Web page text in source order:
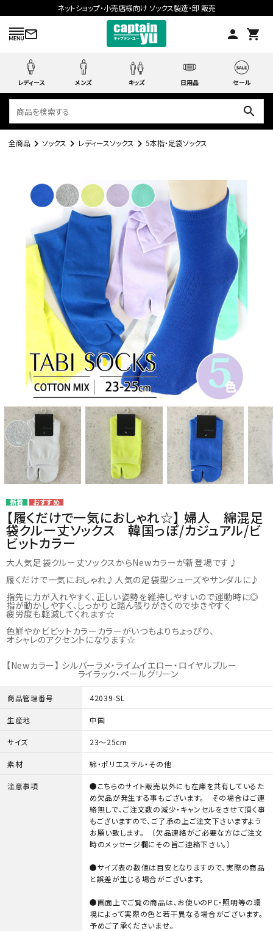
ネットショップ・小売店様向け ソックス製造・卸 販売
mail_outline person shopping_cart
レディース メンズ キッズ 日用品 セール
search
ACCOUNT MENU
ようこそ ゲスト 様
ログイン person 会員登録
カテゴリー
コンテンツ
品番でおまとめ注文
ご利用ガイド
プライバシーポリシー
お問い合わせ
call 06-6130-8700
schedule
全商品 ソックス レディースソックス 5本指・足袋ソックス
【履くだけで一気におしゃれ☆】 婦人 綿混足
袋クルー丈ソックス 韓国っぽ/カジュアル/ビ
ビットカラー
大人気足袋クルー丈ソックスからNewカラーが新登場です♪
履くだけで一気におしゃれ♪人気の足袋型シューズやサンダルに♪
指先に力が入れやすく、正しい姿勢を維持しやすいので運動時に◎
指が動かしやすく、しっかりと踏ん張りがきくので歩きやすく
疲労度も軽減してくれます☆
色鮮やかビビットカラーカラーがいつもよりちょっぴり、
オシャレのアクセントになります☆
【Newカラー】 シルバーラメ・ライムイエロー・ロイヤルブルー
ライラック・ペールグリーン
商品管理番号 42039-SL
生産地 中国
サイズ 23～25cm
素材 綿・ポリエステル・その他
注意事項
●こちらのサイト販売以外にも在庫を共有しているた
め欠品が発生する事もございます。 その場合はご連
絡無しで、ご注文数の減少・キャンセルをさせて頂く事
もございますので、ご了承の上ご注文下さいますよう
お願い致します。 （欠品連絡がご必要な方はご注文
時のメッセージ欄にその旨ご連絡下さい。）
●サイズ表の数値は目安となりますので、実際の商品
と誤差が生じる場合がございます。
●画面上でご覧の商品は、お使いのPC・照明等の環
境によって実際の色と若干異なる場合がございます。
予めご了承くださいませ。